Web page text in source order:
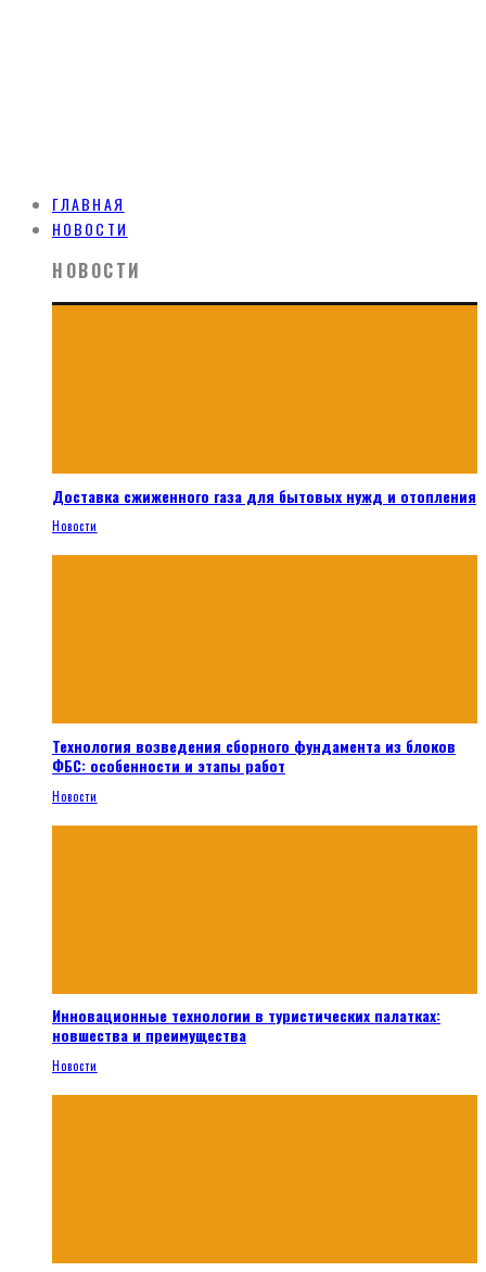
ГЛАВНАЯ
НОВОСТИ
НОВОСТИ
Доставка сжиженного газа для бытовых нужд и отопления
Новости
Технология возведения сборного фундамента из блоков
ФБС: особенности и этапы работ
Новости
Инновационные технологии в туристических палатках:
новшества и преимущества
Новости